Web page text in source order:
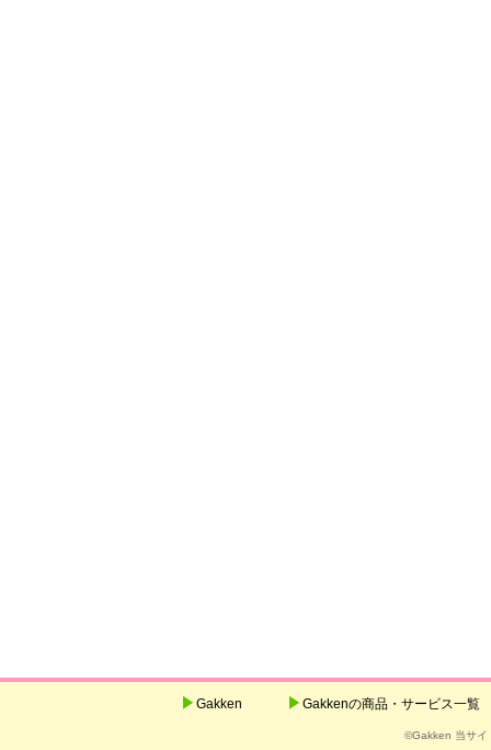
Gakken Gakkenの商品・サービス一覧
©Gakken 当サイ